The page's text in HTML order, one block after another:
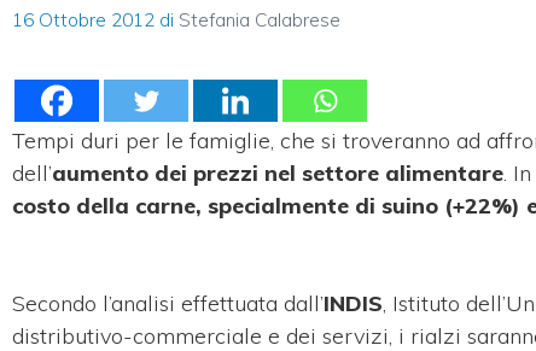
16 Ottobre 2012 di Stefania Calabrese
Tempi duri per le famiglie, che si troveranno ad
dell’aumento dei prezzi nel settore alimentare .
costo della carne, specialmente di suino (+22%)
Secondo l’analisi effettuata dall’INDIS , Istituto
distributivo-commerciale e dei servizi, i rialzi